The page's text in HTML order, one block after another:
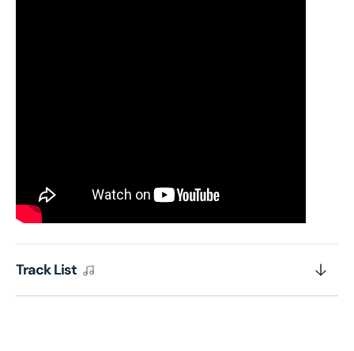
Track List